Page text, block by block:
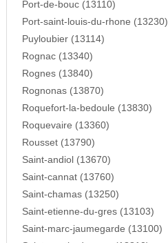
Port-de-bouc (13110)
Port-saint-louis-du-rhone (13230)
Puyloubier (13114)
Rognac (13340)
Rognes (13840)
Rognonas (13870)
Roquefort-la-bedoule (13830)
Roquevaire (13360)
Rousset (13790)
Saint-andiol (13670)
Saint-cannat (13760)
Saint-chamas (13250)
Saint-etienne-du-gres (13103)
Saint-marc-jaumegarde (13100)